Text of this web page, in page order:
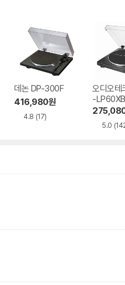
데논 DP-300F
416,980원
4.8 (17)
오디오테
-
5.0